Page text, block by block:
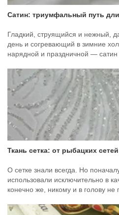
Сатин: триумфальный путь
Гладкий, струящийся и нежный,
день и согревающий в зимние
нарядной и праздничной — сатин
Ткань сетка: от рыбацких
О сетке знали всегда. Но
использовали исключительно в
конечно же, никому и в голову не